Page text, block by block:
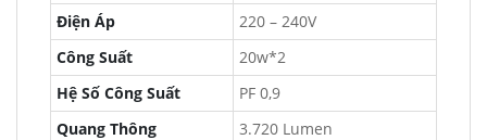
Điện Áp
220 – 240V
Công Suất
20w*2
Hệ Số Công Suất
PF 0,9
Quang Thông
3.720 Lumen